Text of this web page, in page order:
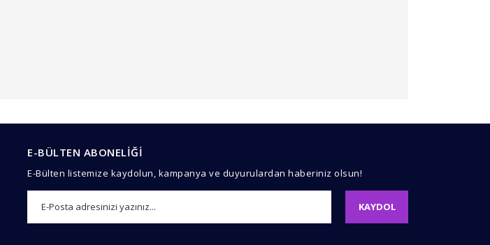
Yorum Yaz
E-BÜLTEN ABONELİĞİ
E-Bülten listemize kaydolun, kampanya ve duyurulardan haberiniz olsun!
KAYDOL